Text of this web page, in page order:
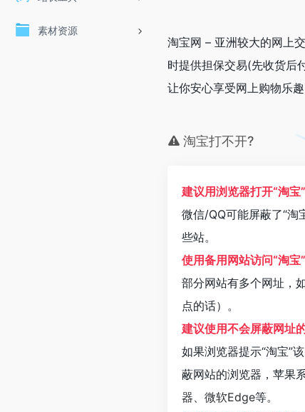
素材资源
淘宝网 – 亚洲较大的网上
时提供担保交易(先收货后
让你安心享受网上购物乐趣
淘宝打不开?
建议用浏览器打开“淘宝”
微信/QQ可能屏蔽了“淘
些站。
使用备用网站访问“淘宝”
部分网站有多个网址，
点的话）。
建议使用不会屏蔽网址
如果浏览器提示“淘宝”
蔽网站的浏览器，苹果
器、 微软Edge等。